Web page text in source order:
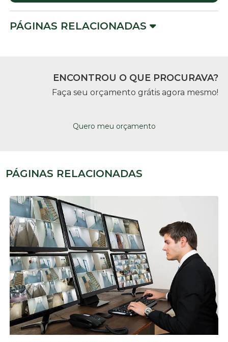
PÁGINAS RELACIONADAS
ENCONTROU O QUE PROCURAVA?
Faça seu orçamento grátis agora mesmo!
Quero meu orçamento
PÁGINAS RELACIONADAS